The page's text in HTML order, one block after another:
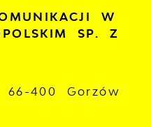
W
SP. Z
400 Gorzów